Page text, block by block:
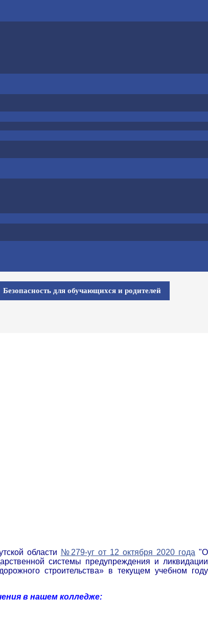
Безопасность для обучающихся и родителей
области №279-уг от 12 октября 2020 года "О
системы предупреждения и ликвидации
строительства» в текущем учебном году
в нашем колледже: